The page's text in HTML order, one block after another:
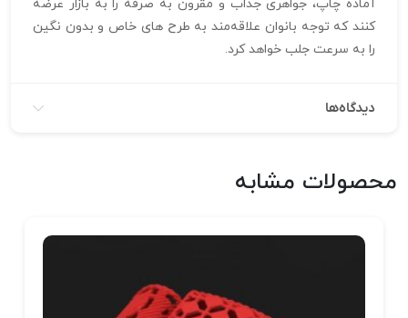
آماده چاپ، جواهری جذاب و مقرون‌ به‌ صرفه را به بازار عرضه
کنند که توجه بانوان علاقه‌مند به طرح‌ های خاص و بدون نگین
را به سرعت جلب خواهد کرد.
دیدگاه‌ها
محصولات مشابه